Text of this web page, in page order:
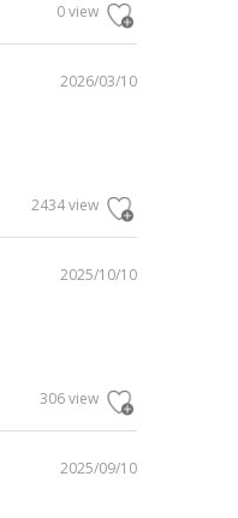
0 view
2026/03/10
2434 view
2025/10/10
306 view
2025/09/10